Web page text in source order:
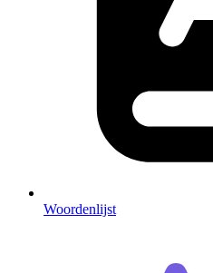
Woordenlijst